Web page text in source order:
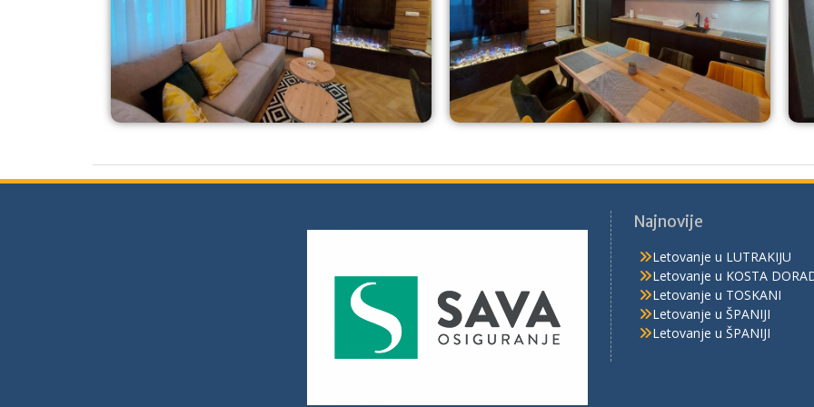
Najnovije
Letovanje u LUTRAKIJU
Letovanje u KOSTA
Letovanje u TOSKANI
Letovanje u ŠPANIJI
Letovanje u ŠPANIJI